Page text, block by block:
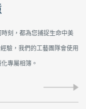
刻，都為您捕捉生命中美
驗，我們的工藝團隊會使用
專屬相簿。